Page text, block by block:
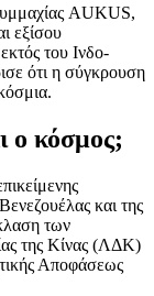
AUKUS,
εξίσου
του Ινδο-
ότι η σύγκρουση
ο κόσμος;
και της
των
της Κίνας (ΛΔΚ)
Αποφάσεως